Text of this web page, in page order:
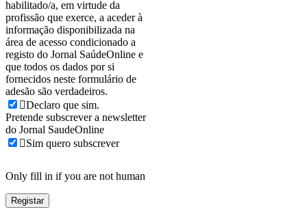
habilitado/a, em virtude da
profissão que exerce, a aceder à
informação disponibilizada na
área de acesso condicionado a
registo do Jornal SaúdeOnline e
que todos os dados por si
fornecidos neste formulário de
adesão são verdadeiros.
Declaro que sim.
Pretende subscrever a newsletter
do Jornal SaudeOnline
Sim quero subscrever
Only fill in if you are not human